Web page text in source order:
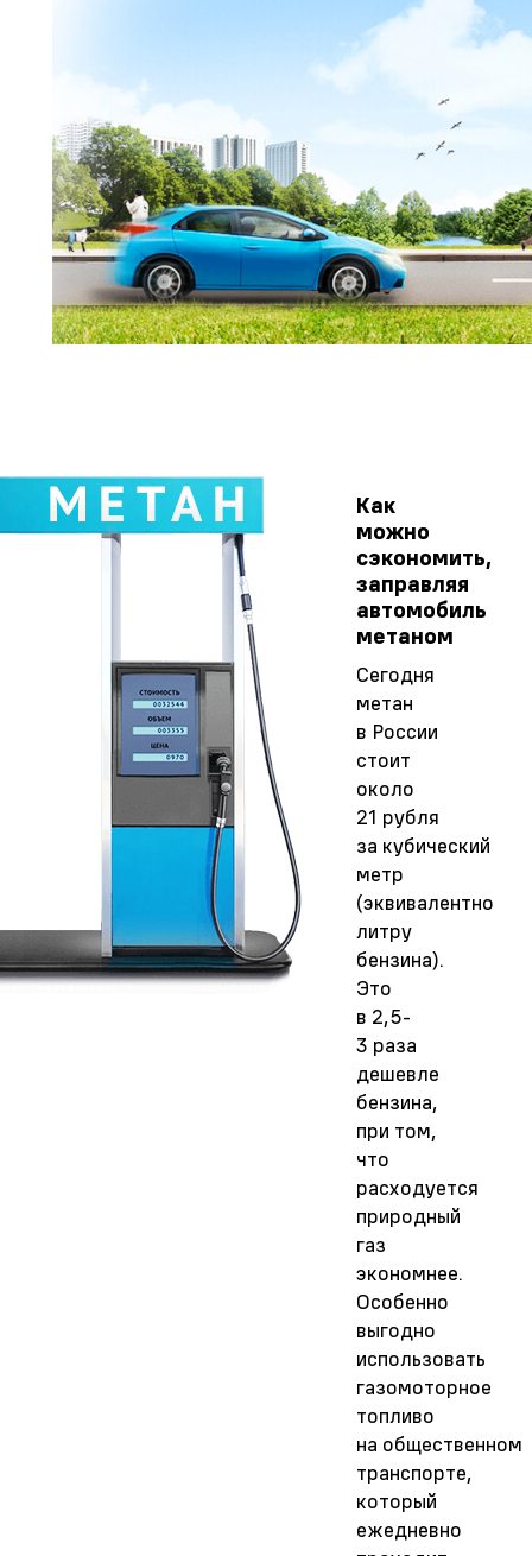
Как
можно
сэкономить,
заправляя
автомобиль
метаном
Сегодня
метан
в России
стоит
около
21 рубля
за кубический
метр
(эквивалентно
литру
бензина).
Это
в 2,5-
3 раза
дешевле
бензина,
при том,
что
расходуется
природный
газ
экономнее.
Особенно
выгодно
использовать
газомоторное
топливо
на общественном
транспорте,
который
ежедневно